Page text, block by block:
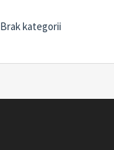
Brak kategorii